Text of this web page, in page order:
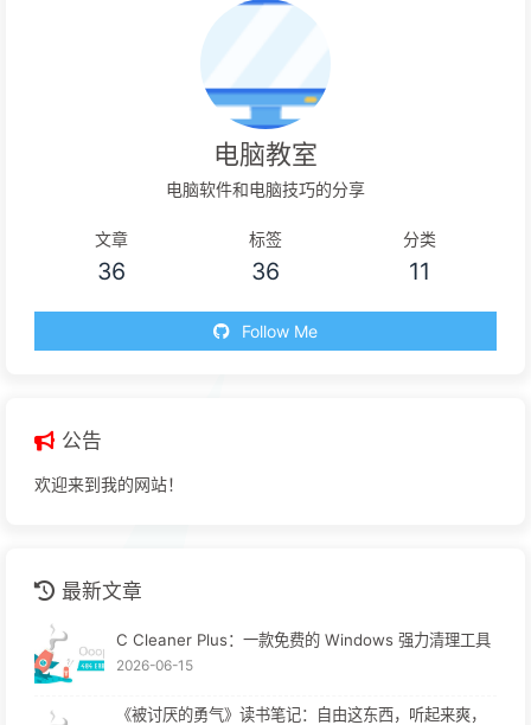
电脑教室
电脑软件和电脑技巧的分享
文章
36
标签
36
分类
11
Follow Me
公告
欢迎来到我的网站！
最新文章
C Cleaner Plus：一款免费的 Windows 强力清理工具
2026-06-15
《被讨厌的勇气》读书笔记：自由这东西，听起来爽，